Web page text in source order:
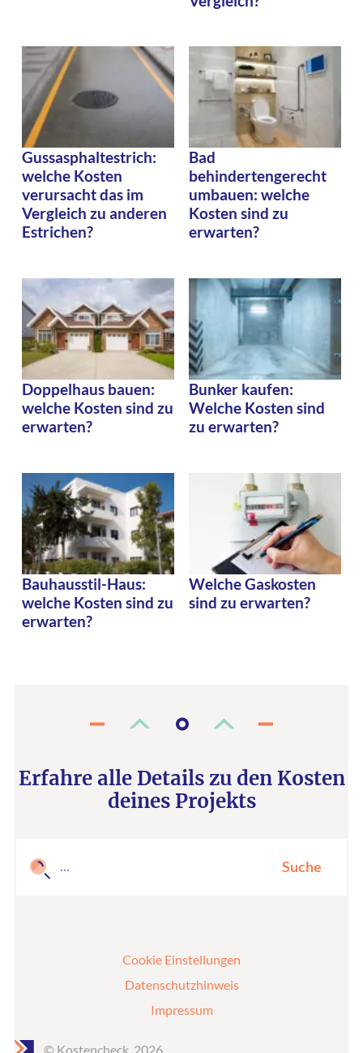
Gussasphaltestrich:
welche Kosten
verursacht das im
Vergleich zu anderen
Estrichen?
Bad
behindertengerecht
umbauen: welche
Kosten sind zu
erwarten?
Doppelhaus bauen:
welche Kosten sind zu
erwarten?
Bunker kaufen:
Welche Kosten sind
zu erwarten?
Bauhausstil-Haus:
welche Kosten sind zu
erwarten?
Welche Gaskosten
sind zu erwarten?
Erfahre alle Details zu den Kosten
deines Projekts
Suche
© Kostencheck, 2026.
Cookie Einstellungen
Datenschutzhinweis
Impressum